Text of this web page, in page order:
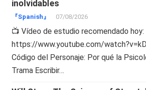
inolvidables
『Spanish』 07/08/2026
📺 Vídeo de estudio recomendado hoy:
https://www.youtube.com/
Código del Personaje: Por qué la
Trama Escribir…